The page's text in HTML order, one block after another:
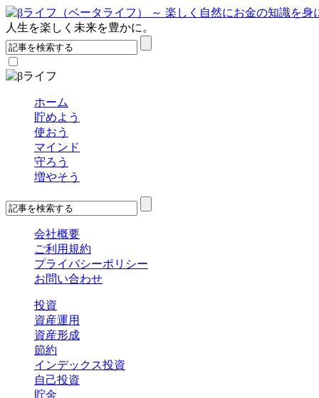
人生を楽しく未来を豊かに。
ホーム
貯めよう
使おう
マインド
守ろう
増やそう
会社概要
ご利用規約
プライバシーポリシー
お問い合わせ
投資
資産運用
資産形成
節約
インデックス投資
自己投資
貯金